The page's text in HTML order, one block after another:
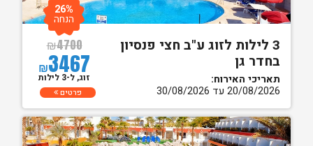
3 לילות לזוג ע"ב חצי פנסיון
בחדר גן
תאריכי האירוח:
20/08/2026 עד 30/08/2026
₪4700
₪3467
26%
הנחה
זוג, ל-3 לילות
פרטים